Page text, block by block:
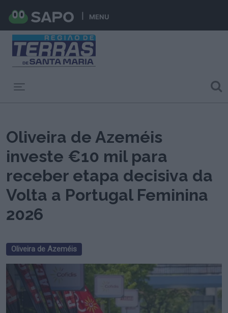
MENU
Oliveira de Azeméis
investe €10 mil para
receber etapa decisiva da
Volta a Portugal Feminina
2026
Oliveira de Azeméis